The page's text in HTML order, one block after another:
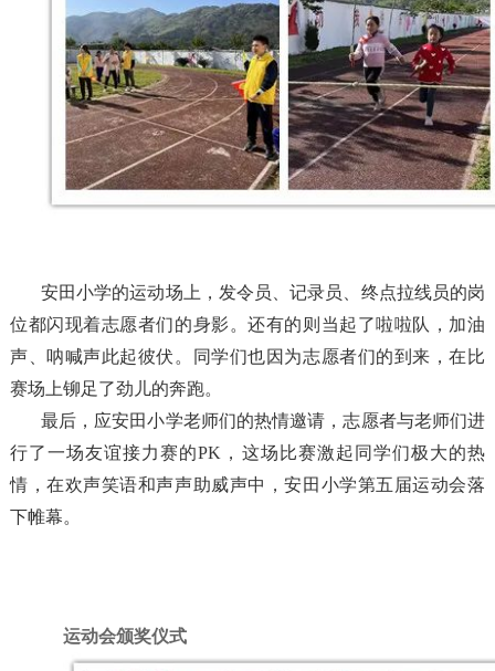
安田小学的运动场上，发令员、记录员、终点拉线员的岗
位都闪现着志愿者们的身影。还有的则当起了啦啦队，加油
声、呐喊声此起彼伏。同学们也因为志愿者们的到来，在比
赛场上铆足了劲儿的奔跑。
最后，应安田小学老师们的热情邀请，志愿者与老师们进
行了一场友谊接力赛的PK，这场比赛激起同学们极大的热
情，在欢声笑语和声声助威声中，安田小学第五届运动会落
下帷幕。
运动会颁奖仪式